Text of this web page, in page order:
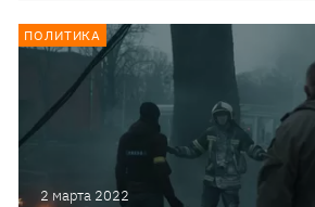
2 марта 2022
ПОЛИТИКА